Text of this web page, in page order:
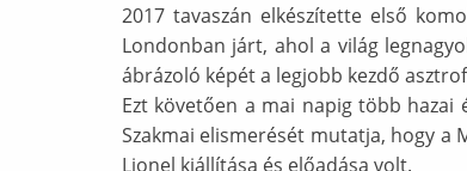
2017 tavaszán elkészítette első
Londonban járt, ahol a világ
ábrázoló képét a legjobb kezdő
Ezt követően a mai napig több hazai
Szakmai elismerését mutatja, hogy a
Lionel kiállítása és előadása volt.